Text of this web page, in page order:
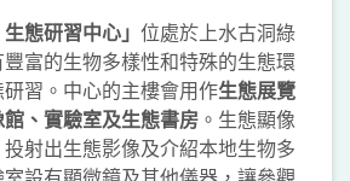
態研習中心」 位處於上水古洞綠
富的生物多樣性和特殊的生態環
習。中心的主樓會用作生態展覽
、實驗室及生態書房 。生態顯像
射出生態影像及介紹本地生物多